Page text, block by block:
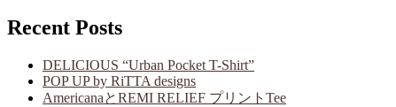
Recent Posts
DELICIOUS “Urban Pocket T-Shirt”
POP UP by RiTTA designs
AmericanaとREMI RELIEF プリントTee